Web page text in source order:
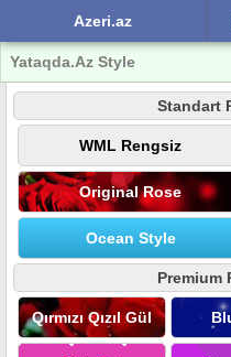
Azeri.az
Yataqda.Az Style
Standart
WML Rengsiz
Original Rose
Ocean Style
Premium
Qırmızı Qızıl Gül